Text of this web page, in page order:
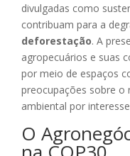
divulgadas como
contribuam para a
deforestação. A
agropecuários e suas
por meio de espaços
preocupações sobre o
ambiental por
O